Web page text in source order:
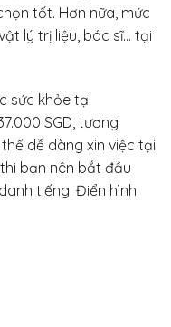
tốt. Hơn nữa, mức
lý trị liệu, bác sĩ… tại
sức khỏe tại
SGD, tương
dễ dàng xin việc tại
bạn nên bắt đầu
tiếng. Điển hình